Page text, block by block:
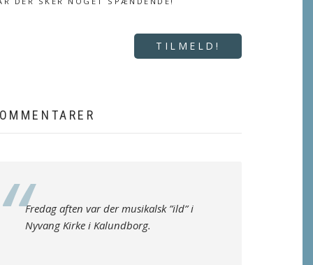
TILMELD!
Fredag aften var der musikalsk ”ild” i
Nyvang Kirke i Kalundborg.